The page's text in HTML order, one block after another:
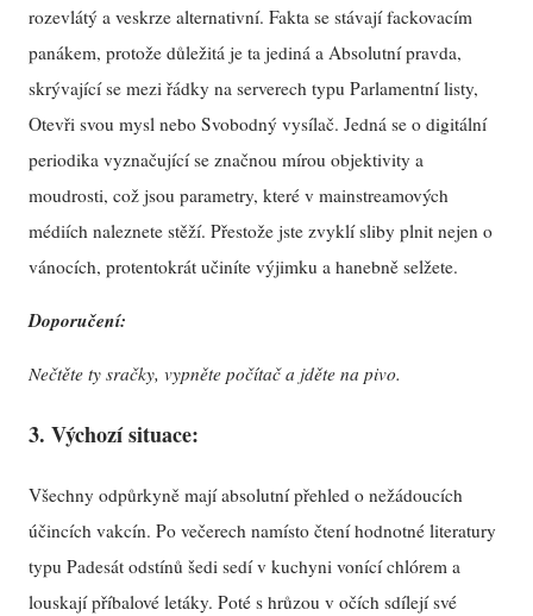
rozevlátý a veskrze alternativní. Fakta se stávají fackovacím
panákem, protože důležitá je ta jediná a Absolutní pravda,
skrývající se mezi řádky na serverech typu Parlamentní listy,
Otevři svou mysl nebo Svobodný vysílač. Jedná se o digitální
periodika vyznačující se značnou mírou objektivity a
moudrosti, což jsou parametry, které v mainstreamových
médiích naleznete stěží. Přestože jste zvyklí sliby plnit nejen o
vánocích, protentokrát učiníte výjimku a hanebně selžete.
Doporučení:
Nečtěte ty sračky, vypněte počítač a jděte na pivo.
3. Výchozí situace:
Všechny odpůrkyně mají absolutní přehled o nežádoucích
účincích vakcín. Po večerech namísto čtení hodnotné literatury
typu Padesát odstínů šedi sedí v kuchyni vonící chlórem a
louskají příbalové letáky. Poté s hrůzou v očích sdílejí své